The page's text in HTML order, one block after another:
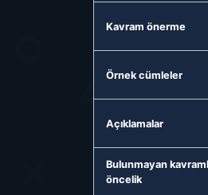
Kavram önerme
Örnek cümleler
Açıklamalar
Bulunmayan
öncelik